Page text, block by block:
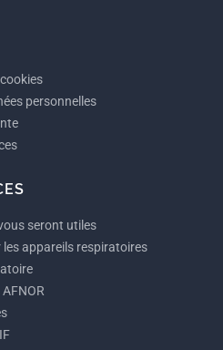
personnelles
seront utiles
les appareils respiratoires